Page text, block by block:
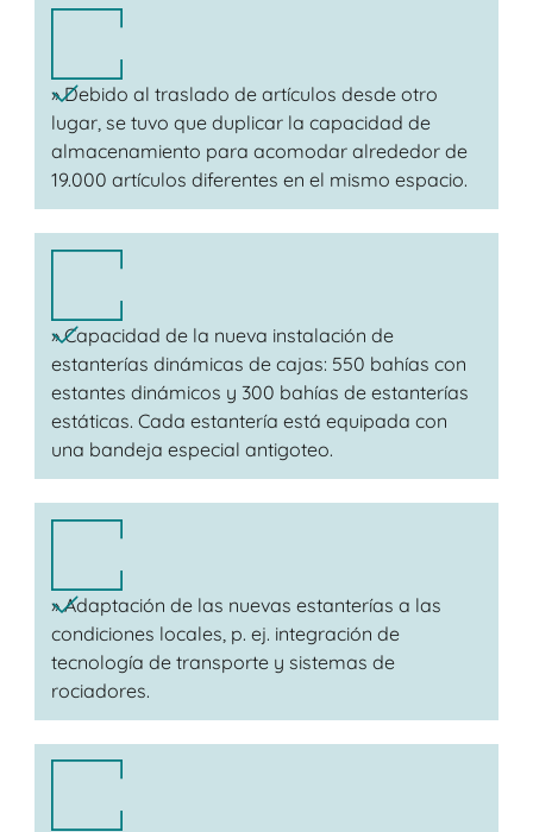
» Debido al traslado de artículos desde otro
lugar, se tuvo que duplicar la capacidad de
almacenamiento para acomodar alrededor de
19.000 artículos diferentes en el mismo espacio.
» Capacidad de la nueva instalación de
estanterías dinámicas de cajas: 550 bahías con
estantes dinámicos y 300 bahías de estanterías
estáticas. Cada estantería está equipada con
una bandeja especial antigoteo.
» Adaptación de las nuevas estanterías a las
condiciones locales, p. ej. integración de
tecnología de transporte y sistemas de
rociadores.